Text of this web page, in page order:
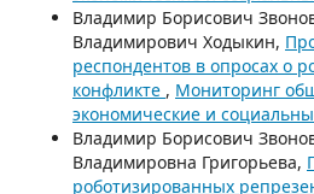
Владимир Борисович
Владимирович Ходыкин,
респондентов в опросах о
конфликте , Мониторинг
экономические и
Владимир Борисович
Владимировна Григорьева,
роботизированных